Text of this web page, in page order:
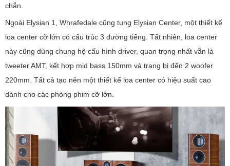
chắn.
Ngoài Elysian 1, Whrafedale cũng tung Elysian Center, một thiết kế
loa center cỡ lớn có cấu trúc 3 đường tiếng. Tất nhiên, loa center
này cũng dùng chung hệ cấu hình driver, quan trọng nhất vẫn là
tweeter AMT, kết hợp mid bass 150mm và trang bị đến 2 woofer
220mm. Tất cả tạo nên một thiết kế loa center có hiệu suất cao
dành cho các phòng phim cỡ lớn.